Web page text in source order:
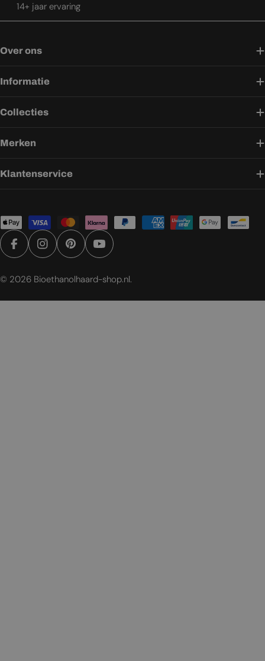
14+ jaar ervaring
Over ons
Informatie
Collecties
Merken
Klantenservice
Betaalmethoden
FacebookInstagramPinterestYouTube
© 2026 Bioethanolhaard-shop.nl.